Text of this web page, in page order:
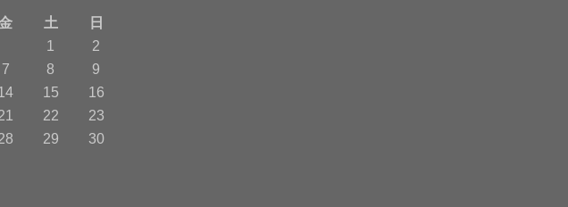
土
日
1
2
7 8
9
15
16
22
23
29
30